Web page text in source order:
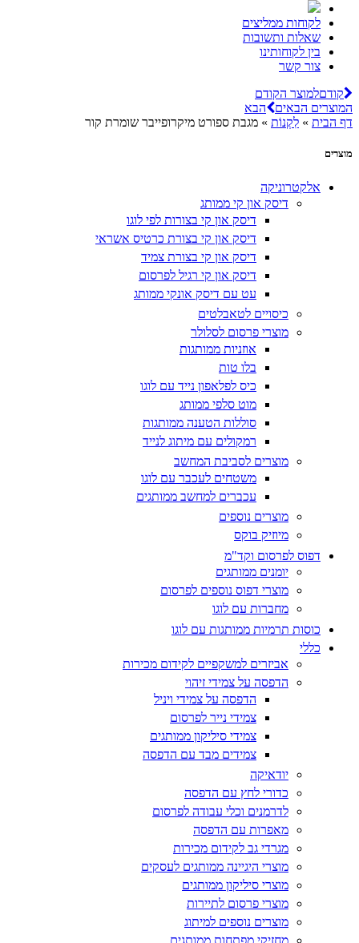
לקוחות ממליצים
שאלות ותשובות
בין לקוחותינו
צור קשר
קודםלמוצר הקודם
המוצרים הבאים
הבא
דף הבית » לִקְנוֹת » מגבת ספורט מיקרופייבר שומרת קור
מוצרים
אלקטרוניקה
דיסק און קי ממותג
דיסק און קי בצורות לפי לוגו
דיסק און קי בצורת כרטיס אשראי
דיסק און קי בצורת צמיד
דיסק און קי רגיל לפרסום
עט עם דיסק אונקי ממותג
כיסויים לטאבלטים
מוצרי פרסום לסלולר
אוזניות ממותגות
בלו טות
כיס לפלאפון נייד עם לוגו
מוט סלפי ממותג
סוללות הטענה ממותגות
רמקולים עם מיתוג לנייד
מוצרים לסביבת המחשב
משטחים לעכבר עם לוגו
עכברים למחשב ממותגים
מוצרים נוספים
מיוזיק בוקס
דפוס לפרסום וקד"מ
יומנים ממותגים
מוצרי דפוס נוספים לפרסום
מחברות עם לוגו
כוסות תרמיות ממותגות עם לוגו
כללי
אביזרים למשקפיים לקידום מכירות
הדפסה על צמידי זיהוי
הדפסה על צמידי ויניל
צמידי נייר לפרסום
צמידי סיליקון ממותגים
צמידים מבד עם הדפסה
יודאיקה
כדורי לחץ עם הדפסה
לדרמנים וכלי עבודה לפרסום
מאפרות עם הדפסה
מגרדי גב לקידום מכירות
מוצרי היגיינה ממותגים לעסקים
מוצרי סיליקון ממותגים
מוצרי פרסום לתיירות
מוצרים נוספים למיתוג